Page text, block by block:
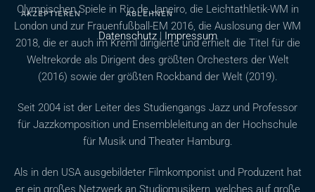
Olympischen Spiele in Rio de Janeiro, die Leichtathletik-WM in
London und zur Frauenfußball-EM 2016, die Auslosung der WM
2018, die er auch im Kreml dirigierte und erhielt die Titel für die
Weltrekorde als Dirigent des größten Orchesters der Welt
(2016) sowie der größten Rockband der Welt (2019).
Seit 2004 ist der Leiter des Studiengangs Jazz und Professor
für Jazzkomposition und Ensembleleitung an der Hochschule
für Musik und Theater Hamburg.
Als in den USA ausgebildeter Filmkomponist und Produzent hat
er ein großes Netzwerk an Studiomusikern, welches auf große
AKZEPTIEREN ABLEHNEN
Datenschutz| Impressum